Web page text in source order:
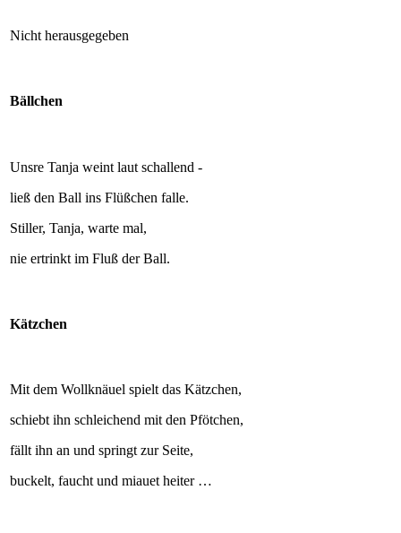
Nicht herausgegeben
Bällchen
Unsre Tanja weint laut schallend -
ließ den Ball ins Flüßchen falle.
Stiller, Tanja, warte mal,
nie ertrinkt im Fluß der Ball.
Kätzchen
Mit dem Wollknäuel spielt das Kätzchen,
schiebt ihn schleichend mit den Pfötchen,
fällt ihn an und springt zur Seite,
buckelt, faucht und miauet heiter …